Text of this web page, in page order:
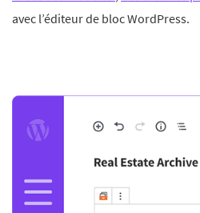
avec l’éditeur de bloc WordPress.